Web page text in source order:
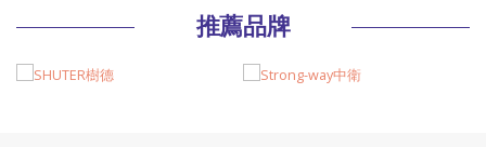
推薦品牌